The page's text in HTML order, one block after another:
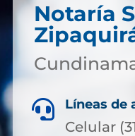
Notaría
 Líneas de
Celular